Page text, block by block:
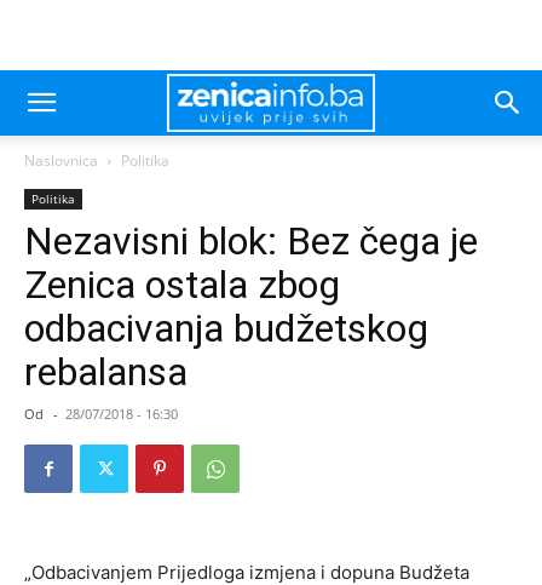
Naslovnica Politika
Politika
Nezavisni blok: Bez čega je
Zenica ostala zbog
odbacivanja budžetskog
rebalansa
Od - 28/07/2018 - 16:30
„Odbacivanjem Prijedloga izmjena i dopuna Budžeta